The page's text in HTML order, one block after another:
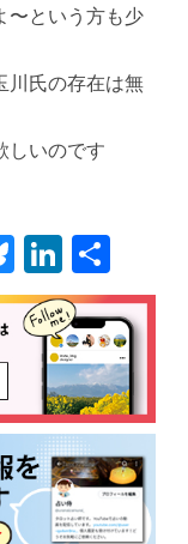
〜という方も少
川氏の存在は無
しいのです
Bluesky
共
有